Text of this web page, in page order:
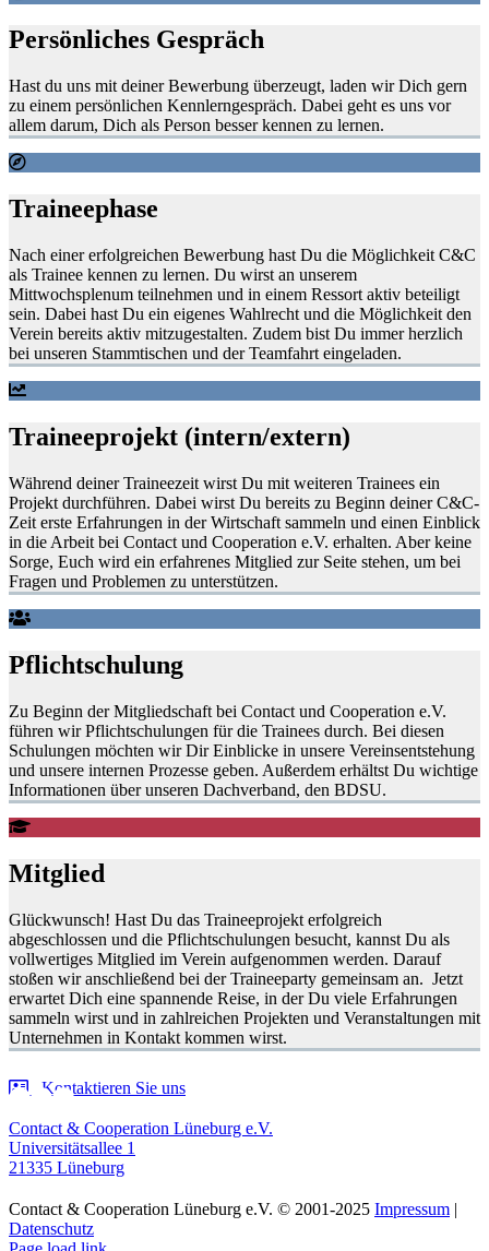
Persönliches Gespräch
Hast du uns mit deiner Bewerbung überzeugt, laden wir Dich gern
zu einem persönlichen Kennlerngespräch. Dabei geht es uns vor
allem darum, Dich als Person besser kennen zu lernen.
Traineephase
Nach einer erfolgreichen Bewerbung hast Du die Möglichkeit C&C
als Trainee kennen zu lernen. Du wirst an unserem
Mittwochsplenum teilnehmen und in einem Ressort aktiv beteiligt
sein. Dabei hast Du ein eigenes Wahlrecht und die Möglichkeit den
Verein bereits aktiv mitzugestalten. Zudem bist Du immer herzlich
bei unseren Stammtischen und der Teamfahrt eingeladen.
Traineeprojekt (intern/extern)
Während deiner Traineezeit wirst Du mit weiteren Trainees ein
Projekt durchführen. Dabei wirst Du bereits zu Beginn deiner C&C-
Zeit erste Erfahrungen in der Wirtschaft sammeln und einen Einblick
in die Arbeit bei Contact und Cooperation e.V. erhalten. Aber keine
Sorge, Euch wird ein erfahrenes Mitglied zur Seite stehen, um bei
Fragen und Problemen zu unterstützen.
Pflichtschulung
Zu Beginn der Mitgliedschaft bei Contact und Cooperation e.V.
führen wir Pflichtschulungen für die Trainees durch. Bei diesen
Schulungen möchten wir Dir Einblicke in unsere Vereinsentstehung
und unsere internen Prozesse geben. Außerdem erhältst Du wichtige
Informationen über unseren Dachverband, den BDSU.
Mitglied
Glückwunsch! Hast Du das Traineeprojekt erfolgreich
abgeschlossen und die Pflichtschulungen besucht, kannst Du als
vollwertiges Mitglied im Verein aufgenommen werden. Darauf
stoßen wir anschließend bei der Traineeparty gemeinsam an. Jetzt
erwartet Dich eine spannende Reise, in der Du viele Erfahrungen
sammeln wirst und in zahlreichen Projekten und Veranstaltungen mit
Unternehmen in Kontakt kommen wirst.
Kontaktieren Sie uns
Contact & Cooperation Lüneburg e.V.
Universitätsallee 1
21335 Lüneburg
Contact & Cooperation Lüneburg e.V. © 2001-2025 Impressum |
Datenschutz